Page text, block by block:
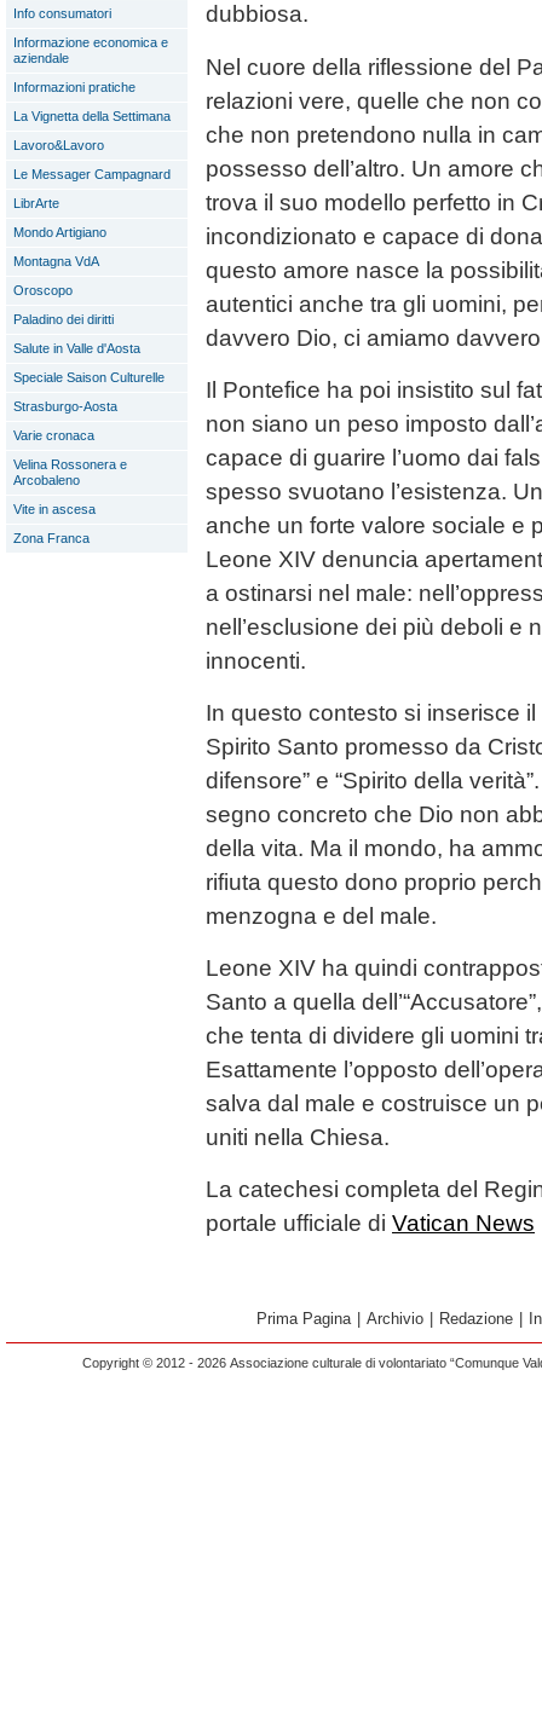
Info consumatori
Informazione economica e
aziendale
Informazioni pratiche
La Vignetta della Settimana
Lavoro&Lavoro
Le Messager Campagnard
LibrArte
Mondo Artigiano
Montagna VdA
Oroscopo
Paladino dei diritti
Salute in Valle d'Aosta
Speciale Saison Culturelle
Strasburgo-Aosta
Varie cronaca
Velina Rossonera e
Arcobaleno
Vite in ascesa
Zona Franca
dubbiosa.
Nel cuore della riflessione del
relazioni vere, quelle che non
che non pretendono nulla in
possesso dell’altro. Un amore
trova il suo modello perfetto in
incondizionato e capace di
questo amore nasce la
autentici anche tra gli uomini,
davvero Dio, ci amiamo davvero
Il Pontefice ha poi insistito sul
non siano un peso imposto
capace di guarire l’uomo dai
spesso svuotano l’esistenza.
anche un forte valore sociale e
Leone XIV denuncia
a ostinarsi nel male:
nell’esclusione dei più deboli e
innocenti.
In questo contesto si inserisce
Spirito Santo promesso da
difensore” e “Spirito della
segno concreto che Dio non
della vita. Ma il mondo, ha
rifiuta questo dono proprio
menzogna e del male.
Leone XIV ha quindi
Santo a quella
che tenta di dividere gli uomini
Esattamente l’opposto
salva dal male e costruisce un
uniti nella Chiesa.
La catechesi completa del
portale ufficiale di Vatican News
Prima Pagina | Archivio | Redazione |
Copyright © 2012 - 2026 Associazione culturale di volontariato “Comunque